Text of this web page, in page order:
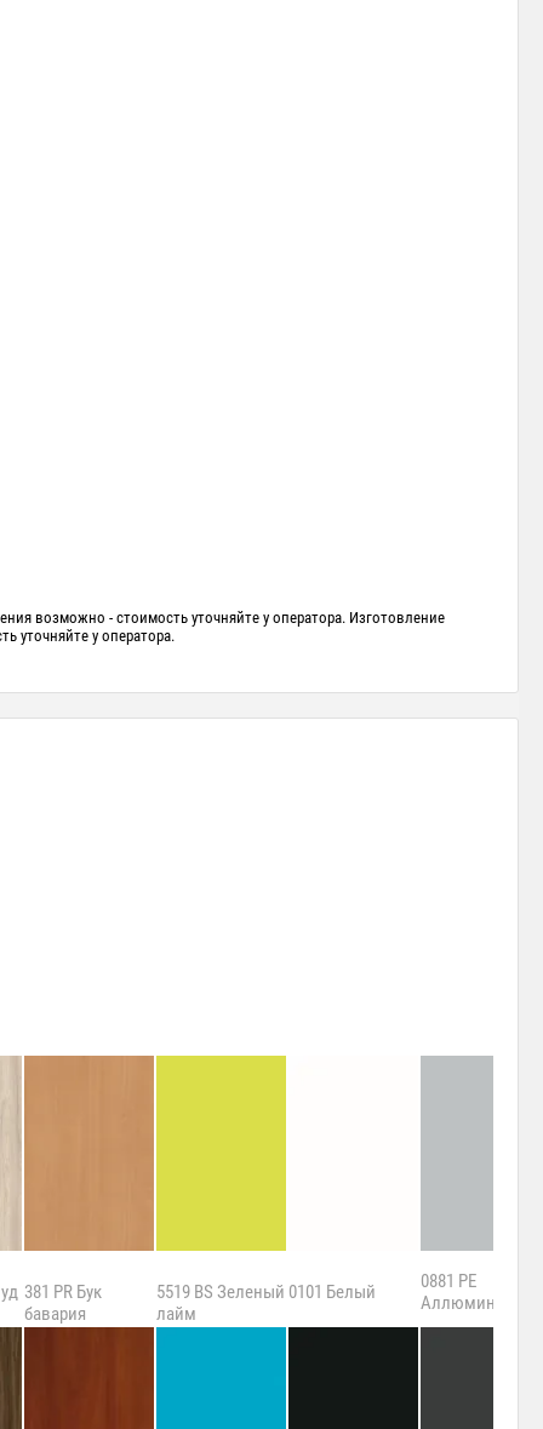
возможно - стоимость уточняйте у оператора. Изготовление
уточняйте у оператора.
381 PR Бук
бавария
5519 BS Зеленый
лайм
0101 Белый
0881 PE
Аллюминий